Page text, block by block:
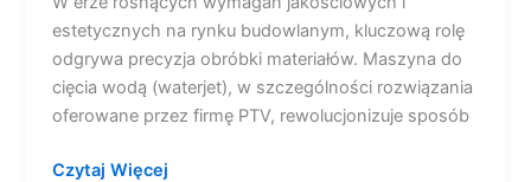
estetycznych na rynku budowlanym, kluczową rolę
odgrywa precyzja obróbki materiałów. Maszyna do
cięcia wodą (waterjet), w szczególności rozwiązania
oferowane przez firmę PTV, rewolucjonizuje sposób
Czytaj Więcej